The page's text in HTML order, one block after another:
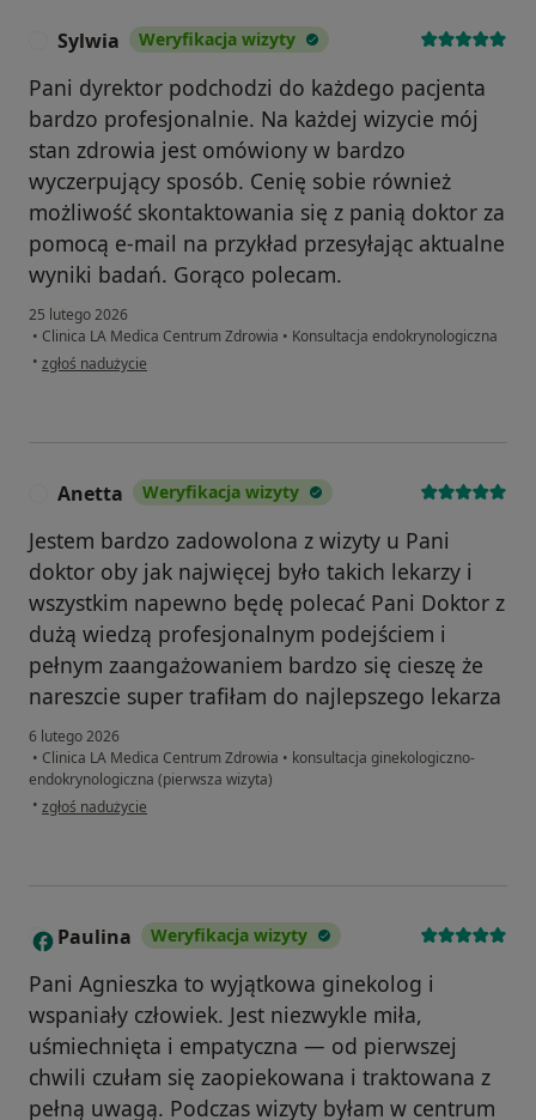
Sylwia Weryfikacja wizyty
Pani dyrektor podchodzi do każdego pacjenta
bardzo profesjonalnie. Na każdej wizycie mój
stan zdrowia jest omówiony w bardzo
wyczerpujący sposób. Cenię sobie również
możliwość skontaktowania się z panią doktor za
pomocą e-mail na przykład przesyłając aktualne
wyniki badań. Gorąco polecam.
25 lutego 2026
• Clinica LA Medica Centrum Zdrowia • Konsultacja endokrynologiczna
• w opinii użytkownika Sylwia
zgłoś nadużycie
Anetta Weryfikacja wizyty
Jestem bardzo zadowolona z wizyty u Pani
doktor oby jak najwięcej było takich lekarzy i
wszystkim napewno będę polecać Pani Doktor z
dużą wiedzą profesjonalnym podejściem i
pełnym zaangażowaniem bardzo się cieszę że
nareszcie super trafiłam do najlepszego lekarza
6 lutego 2026
• Clinica LA Medica Centrum Zdrowia • konsultacja ginekologiczno-
endokrynologiczna (pierwsza wizyta)
• w opinii użytkownika Anetta
zgłoś nadużycie
P Paulina Weryfikacja wizyty
Pani Agnieszka to wyjątkowa ginekolog i
wspaniały człowiek. Jest niezwykle miła,
uśmiechnięta i empatyczna — od pierwszej
chwili czułam się zaopiekowana i traktowana z
pełną uwagą. Podczas wizyty byłam w centrum